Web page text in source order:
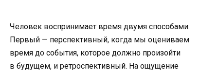
Человек воспринимает время двумя способами.
Первый — перспективный, когда мы оцениваем
время до события, которое должно произойти
в будущем, и ретроспективный. На ощущение